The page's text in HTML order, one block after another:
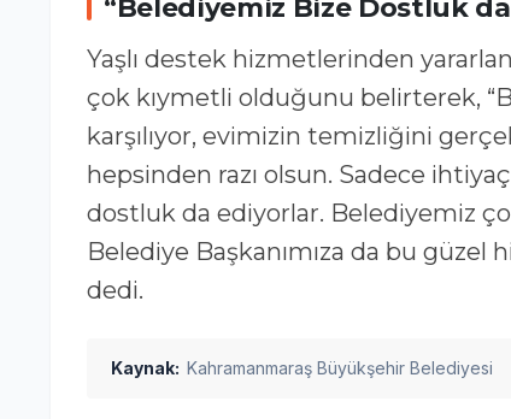
“Belediyemiz Bize Dostluk
Yaşlı destek hizmetlerinden
çok kıymetli olduğunu belirterek,
karşılıyor, evimizin temizliğini
hepsinden razı olsun. Sadece
dostluk da ediyorlar. Belediyemiz
Belediye Başkanımıza da bu güzel
dedi.
Kaynak: Kahramanmaraş Büyükşehir Belediyesi